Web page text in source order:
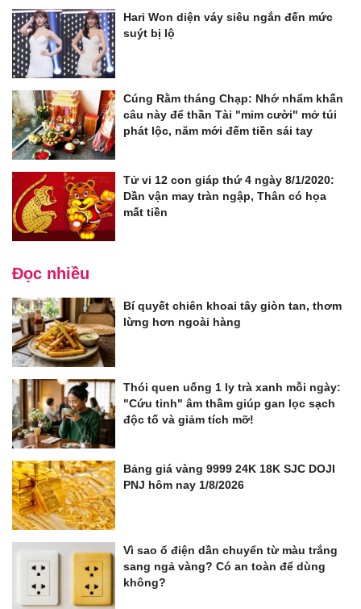
Hari Won diện váy siêu ngắn đến mức
suýt bị lộ
Cúng Rằm tháng Chạp: Nhớ nhẩm khấn
câu này để thần Tài "mỉm cười" mở túi
phát lộc, năm mới đếm tiền sái tay
Tử vi 12 con giáp thứ 4 ngày 8/1/2020:
Dần vận may tràn ngập, Thân có họa
mất tiền
Đọc nhiều
Bí quyết chiên khoai tây giòn tan, thơm
lừng hơn ngoài hàng
Thói quen uống 1 ly trà xanh mỗi ngày:
"Cứu tinh" âm thầm giúp gan lọc sạch
độc tố và giảm tích mỡ!
Bảng giá vàng 9999 24K 18K SJC DOJI
PNJ hôm nay 1/8/2026
Vì sao ổ điện dần chuyển từ màu trắng
sang ngả vàng? Có an toàn để dùng
không?